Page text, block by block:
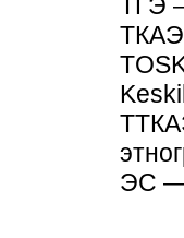
ТКАЭ
ЭС —